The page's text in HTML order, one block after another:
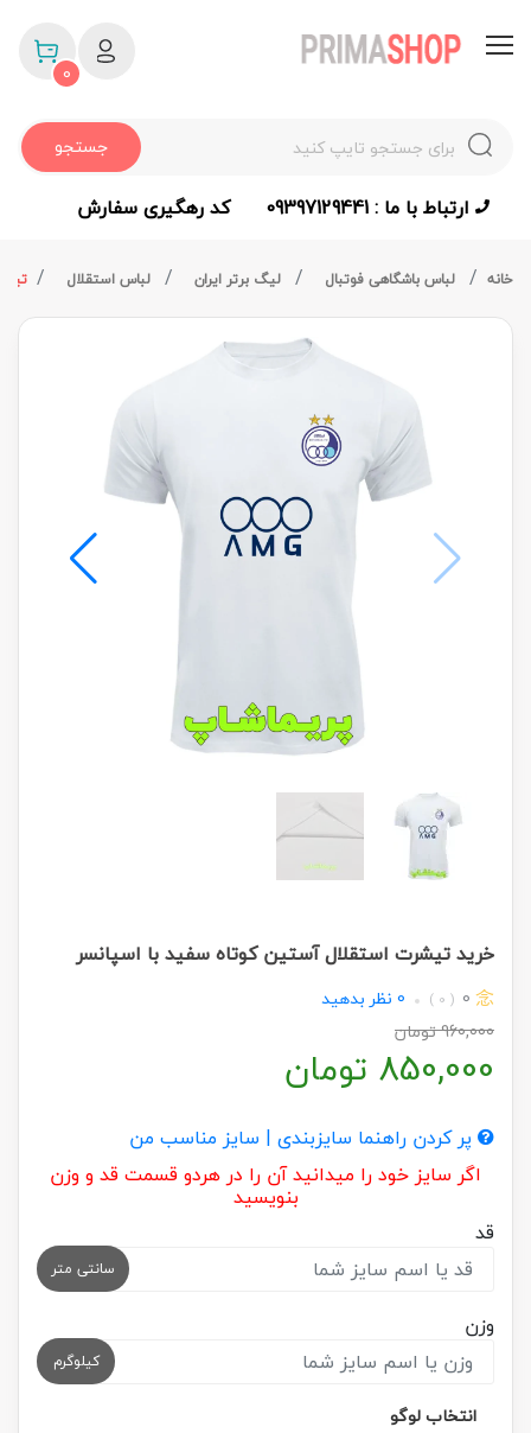
جستجو
0
ارتباط با ما : 09397129441 کد رهگیری سفارش
خانه لباس باشگاهی فوتبال لیگ برتر ایران لباس استقلال
خرید تیشرت استقلال آستین کوتاه سفید با اسپانسر
0
( 0 )
0 نظر بدهید
960,000تومان
850,000 تومان
پر کردن راهنما سایزبندی | سایز مناسب من
اگر سایز خود را میدانید آن را در هردو قسمت قد و وزن
بنویسید
قد
سانتی متر
وزن
کیلوگرم
انتخاب لوگو